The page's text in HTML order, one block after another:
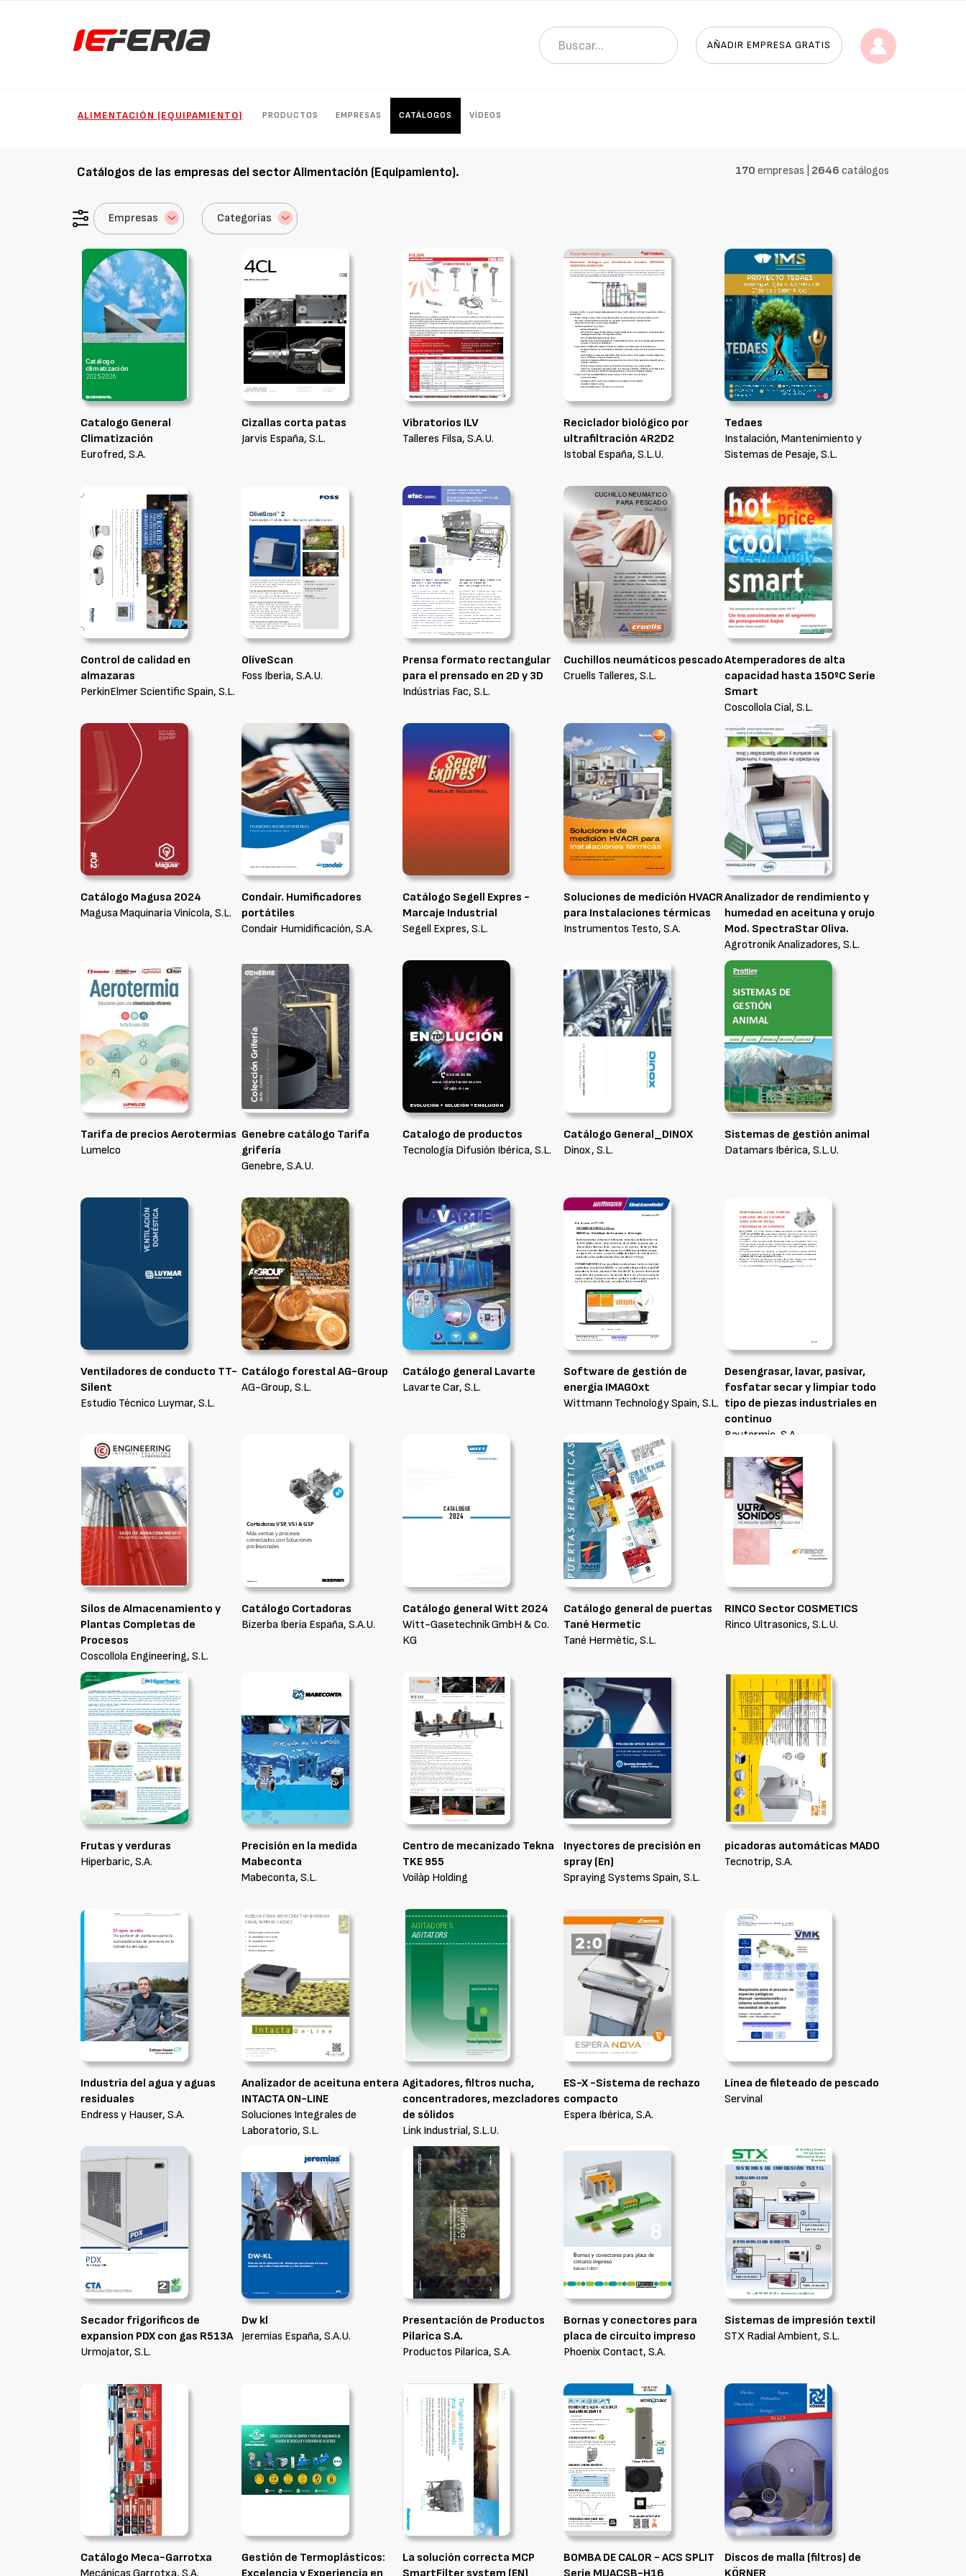
AÑADIR EMPRESA GRATIS
ALIMENTACIÓN (EQUIPAMIENTO) PRODUCTOS EMPRESAS CATÁLOGOS VÍDEOS
Catálogos de las empresas del sectorAlimentación (Equipamiento). 170 empresas | 2646 catálogos
Empresas Categorias
Catalogo General
Climatización
Eurofred, S.A.
Cizallas corta patas
Jarvis España, S.L.
Vibratorios ILV
Talleres Filsa, S.A.U.
Reciclador biológico por
ultrafiltración 4R2D2
Istobal España, S.L.U.
Tedaes
Instalación, Mantenimiento y
Sistemas de Pesaje, S.L.
Control de calidad en
almazaras
PerkinElmer Scientific Spain, S.L.
OliveScan
Foss Iberia, S.A.U.
Prensa formato rectangular
para el prensado en 2D y 3D
Indústrias Fac, S.L.
Cuchillos neumáticos pescado
Cruells Talleres, S.L.
Atemperadores de alta
capacidad hasta 150ºC Serie
Smart
Coscollola Cial, S.L.
Catálogo Magusa 2024
Magusa Maquinaria Vinícola, S.L.
Condair. Humificadores
portátiles
Condair Humidificación, S.A.
Catálogo Segell Expres -
Marcaje Industrial
Segell Expres, S.L.
Soluciones de medición HVACR
para Instalaciones térmicas
Instrumentos Testo, S.A.
Analizador de rendimiento y
humedad en aceituna y orujo
Mod. SpectraStar Oliva.
Agrotronik Analizadores, S.L.
Tarifa de precios Aerotermias
Lumelco
Genebre catálogo Tarifa
grifería
Genebre, S.A.U.
Catalogo de productos
Tecnología Difusión Ibérica, S.L.
Catálogo General_DINOX
Dinox, S.L.
Sistemas de gestión animal
Datamars Ibérica, S.L.U.
Ventiladores de conducto TT-
Silent
Estudio Técnico Luymar, S.L.
Catálogo forestal AG-Group
AG-Group, S.L.
Catálogo general Lavarte
Lavarte Car, S.L.
Software de gestión de
energía IMAGOxt
Wittmann Technology Spain, S.L.
Desengrasar, lavar, pasivar,
fosfatar secar y limpiar todo
tipo de piezas industriales en
continuo
Bautermic, S.A.
Silos de Almacenamiento y
Plantas Completas de
Procesos
Coscollola Engineering, S.L.
Catálogo Cortadoras
Bizerba Iberia España, S.A.U.
Catálogo general Witt 2024
Witt-Gasetechnik GmbH & Co.
KG
Catálogo general de puertas
Tané Hermetic
Tané Hermètic, S.L.
RINCO Sector COSMETICS
Rinco Ultrasonics, S.L.U.
Frutas y verduras
Hiperbaric, S.A.
Precisión en la medida
Mabeconta
Mabeconta, S.L.
Centro de mecanizado Tekna
TKE 955
Voilàp Holding
Inyectores de precisión en
spray (En)
Spraying Systems Spain, S.L.
picadoras automáticas MADO
Tecnotrip, S.A.
Industria del agua y aguas
residuales
Endress y Hauser, S.A.
Analizador de aceituna entera
INTACTA ON-LINE
Soluciones Integrales de
Laboratorio, S.L.
Agitadores, filtros nucha,
concentradores, mezcladores
de sólidos
Link Industrial, S.L.U.
ES-X -Sistema de rechazo
compacto
Espera Ibérica, S.A.
Línea de fileteado de pescado
Servinal
Secador frigorificos de
expansion PDX con gas R513A
Urmojator, S.L.
Dw kl
Jeremias España, S.A.U.
Presentación de Productos
Pilarica S.A.
Productos Pilarica, S.A.
Bornas y conectores para
placa de circuito impreso
Phoenix Contact, S.A.
Sistemas de impresión textil
STX Radial Ambient, S.L.
Catálogo Meca-Garrotxa
Gestión de Termoplásticos:
La solución correcta MCP
BOMBA DE CALOR - ACS SPLIT
Discos de malla (filtros) de